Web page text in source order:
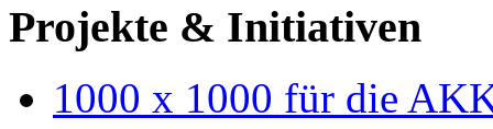
Projekte & Initiativen
1000 x 1000 für die